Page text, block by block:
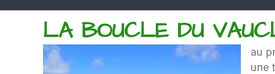
LA BOUCLE DU
au
une